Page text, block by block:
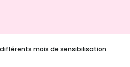
différents mois de sensibilisation